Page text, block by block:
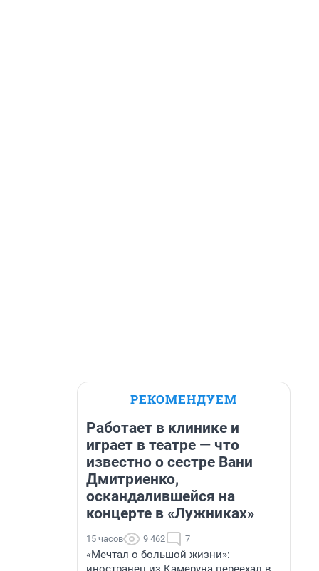
РЕКОМЕНДУЕМ
Работает в клинике и
играет в театре — что
известно о сестре Вани
Дмитриенко,
оскандалившейся на
концерте в «Лужниках»
15 часов 9 462 7
«Мечтал о большой жизни»: